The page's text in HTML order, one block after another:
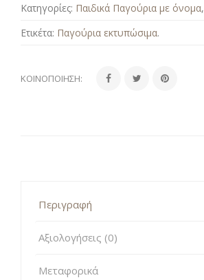
Κατηγορίες: Παιδικά Παγούρια με όνομα,
Ετικέτα: Παγούρια εκτυπώσιμα.
ΚΟΙΝΟΠΟΊΗΣΗ:
Περιγραφή
Αξιολογήσεις (0)
Μεταφορικά